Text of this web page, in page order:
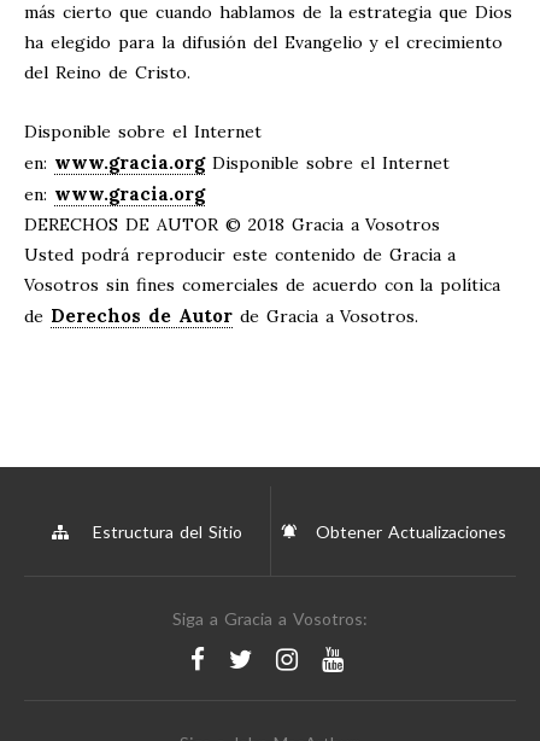
más cierto que cuando hablamos de la estrategia que Dios
ha elegido para la difusión del Evangelio y el crecimiento
del Reino de Cristo.
Disponible sobre el Internet
en: www.gracia.orgDisponible sobre el Internet
en: www.gracia.org
DERECHOS DE AUTOR © 2018 Gracia a Vosotros
Usted podrá reproducir este contenido de Gracia a
Vosotros sin fines comerciales de acuerdo con la política
de Derechos de Autorde Gracia a Vosotros.
Estructura del Sitio Obtener Actualizaciones
Siga a Gracia a Vosotros: